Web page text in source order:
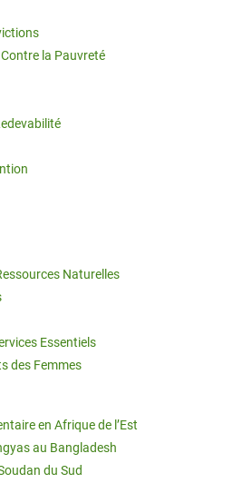
la Pauvreté
Naturelles
Essentiels
des Femmes
en Afrique de l’Est
au Bangladesh
du Sud